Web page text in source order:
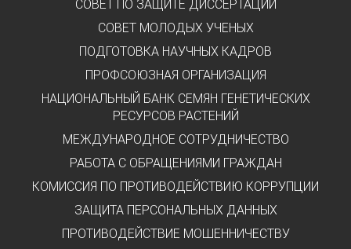
СОВЕТ ПО ЗАЩИТЕ ДИССЕРТАЦИЙ
СОВЕТ МОЛОДЫХ УЧЕНЫХ
ПОДГОТОВКА НАУЧНЫХ КАДРОВ
ПРОФСОЮЗНАЯ ОРГАНИЗАЦИЯ
НАЦИОНАЛЬНЫЙ БАНК СЕМЯН ГЕНЕТИЧЕСКИХ
РЕСУРСОВ РАСТЕНИЙ
МЕЖДУНАРОДНОЕ СОТРУДНИЧЕСТВО
РАБОТА С ОБРАЩЕНИЯМИ ГРАЖДАН
КОМИССИЯ ПО ПРОТИВОДЕЙСТВИЮ КОРРУПЦИИ
ЗАЩИТА ПЕРСОНАЛЬНЫХ ДАННЫХ
ПРОТИВОДЕЙСТВИЕ МОШЕННИЧЕСТВУ